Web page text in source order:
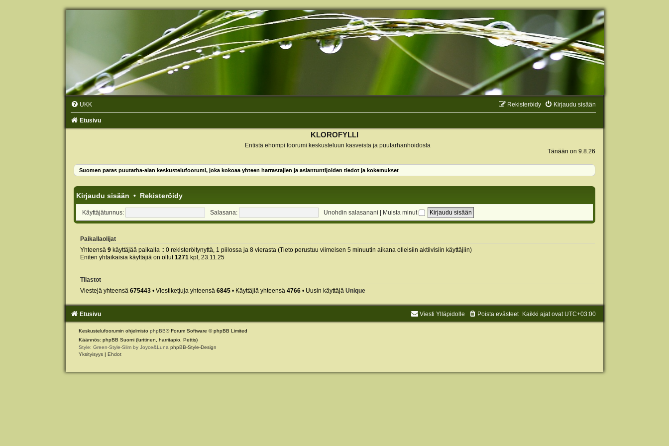
UKK Kirjaudu sisään
Rekisteröidy
Etusivu
KLOROFYLLI
Entistä ehompi foorumi keskusteluun kasveista ja puutarhanhoidosta
Tänään on 9.8.26
Suomen paras puutarha-alan keskustelufoorumi, joka kokoaa yhteen harrastajien ja asiantuntijoiden tiedot ja kokemukset
Kirjaudu sisään • Rekisteröidy
Käyttäjätunnus: Salasana: Unohdin salasanani | Muista minut
Paikallaolijat
Yhteensä 9käyttäjää paikalla :: 0 rekisteröitynyttä, 1 piilossa ja 8 vierasta (Tieto perustuu viimeisen 5 minuutin aikana olleisiin aktiivisiin käyttäjiin)
Eniten yhtaikaisia käyttäjiä on ollut1271kpl, 23.11.25
Tilastot
Viestejä yhteensä 675443• Viestiketjuja yhteensä 6845• Käyttäjiä yhteensä 4766• Uusin käyttäjä Unique
Etusivu Kaikki ajat ovat UTC+03:00
Poista evästeet
Viesti Ylläpidolle
Keskustelufoorumin ohjelmisto phpBB® Forum Software © phpBB Limited
Käännös: phpBB Suomi (lurttinen, harritapio, Pettis)
Style: Green-Style-Slim by Joyce&Luna phpBB-Style-Design
Yksityisyys | Ehdot